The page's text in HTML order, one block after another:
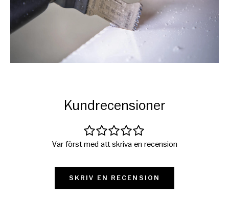
Kundrecensioner
Var först med att skriva en recension
SKRIV EN RECENSION